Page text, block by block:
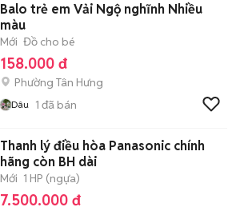
Balo trẻ em Vải Ngộ nghĩnh Nhiều
màu
Mới Đồ cho bé
158.000 đ
Phường Tân Hưng
Dâu 1 đã bán
Thanh lý điều hòa Panasonic chính
hãng còn BH dài
Mới 1 HP (ngựa)
7.500.000 đ